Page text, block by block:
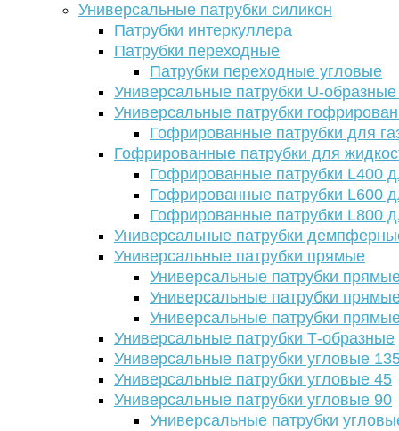
Универсальные патрубки силикон
Патрубки интеркуллера
Патрубки переходные
Патрубки переходные угловые
Универсальные патрубки U-
Универсальные патрубки
Гофрированные патрубки для
Гофрированные патрубки для
Гофрированные патрубки L400
Гофрированные патрубки L600
Гофрированные патрубки L800
Универсальные патрубки
Универсальные патрубки прямые
Универсальные патрубки
Универсальные патрубки
Универсальные патрубки
Универсальные патрубки Т-образные
Универсальные патрубки угловые
Универсальные патрубки угловые 45
Универсальные патрубки угловые 90
Универсальные патрубки